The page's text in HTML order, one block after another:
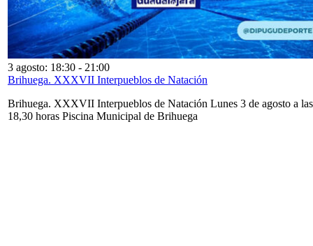
3 agosto: 18:30 - 21:00
Brihuega. XXXVII Interpueblos de Natación
Brihuega. XXXVII Interpueblos de Natación Lunes 3 de agosto a las
18,30 horas Piscina Municipal de Brihuega